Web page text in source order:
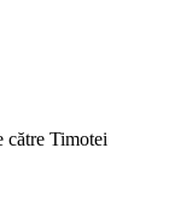
către Timotei